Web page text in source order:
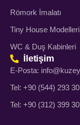
Römork İmalatı
Tiny House Modelleri
WC & Duş Kabinleri
İletişim
E-Posta:
Tel: +90 (544) 293
Tel: +90 (312) 399